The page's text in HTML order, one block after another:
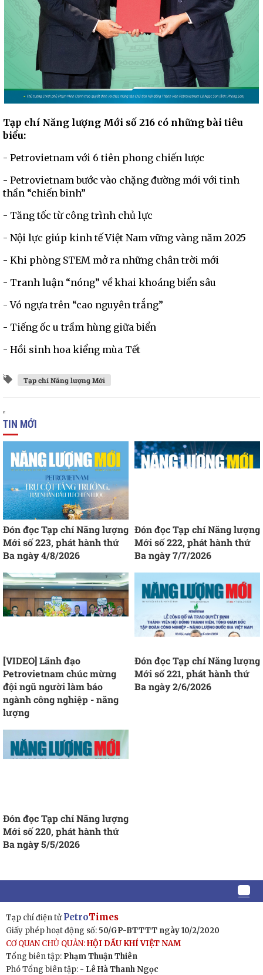
Tạp chí Năng lượng Mới số 216 có những bài tiêu
biểu:
- Petrovietnam với 6 tiên phong chiến lược
- Petrovietnam bước vào chặng đường mới với tinh
thần “chiến binh”
- Tăng tốc từ công trình chủ lực
- Nội lực giúp kinh tế Việt Nam vững vàng năm 2025
- Khi phòng STEM mở ra những chân trời mới
- Tranh luận “nóng” về khai khoáng biển sâu
- Vó ngựa trên “cao nguyên trắng”
- Tiếng ốc u trầm hùng giữa biển
- Hồi sinh hoa kiểng mùa Tết
Tạp chí Năng lượng Mới
TIN MỚI
Đón đọc Tạp chí Năng lượng
Mới số 223, phát hành thứ
Ba ngày 4/8/2026
Đón đọc Tạp chí Năng lượng
Mới số 222, phát hành thứ
Ba ngày 7/7/2026
[VIDEO] Lãnh đạo
Petrovietnam chúc mừng
đội ngũ người làm báo
ngành công nghiệp - năng
lượng
Đón đọc Tạp chí Năng lượng
Mới số 221, phát hành thứ
Ba ngày 2/6/2026
Đón đọc Tạp chí Năng lượng
Mới số 220, phát hành thứ
Ba ngày 5/5/2026
Tạp chí điện tửPetroTimes
Giấy phép hoạt động số: 50/GP-BTTTT ngày 10/2/2020
CƠ QUAN CHỦ QUẢN:HỘI DẦU KHÍ VIỆT NAM
Tổng biên tập: Phạm Thuận Thiên
Phó Tổng biên tập: - Lê Hà Thanh Ngọc